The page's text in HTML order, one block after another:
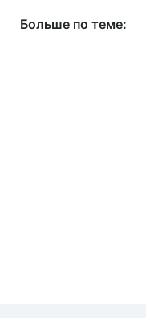
Больше по теме: